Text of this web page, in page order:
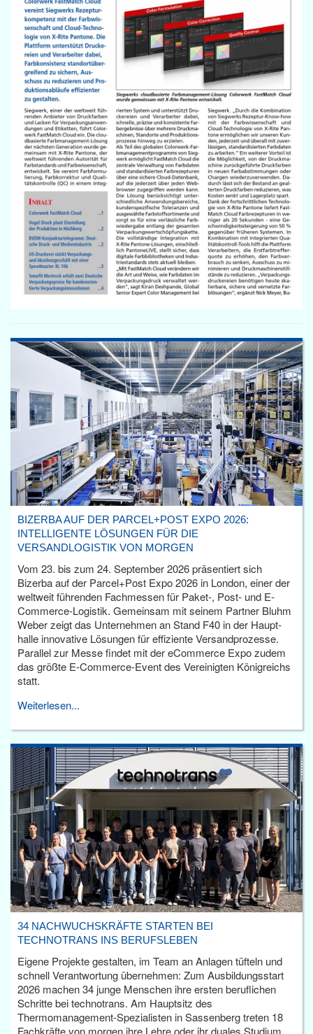
BIZERBA AUF DER PARCEL+POST EXPO 2026:
INTELLIGENTE LÖSUNGEN FÜR DIE
VERSANDLOGISTIK VON MORGEN
Vom 23. bis zum 24. September 2026 präsentiert sich
Bizerba auf der Parcel+Post Expo 2026 in London, einer der
weltweit führenden Fachmessen für Paket-, Post- und E-
Commerce-Logistik. Gemeinsam mit seinem Partner Bluhm
Weber zeigt das Unternehmen an Stand F40 in der Haupt­
halle innovative Lösungen für effiziente Versandprozesse.
Parallel zur Messe findet mit der eCommerce Expo zudem
das größte E-Commerce-Event des Vereinigten Königreichs
statt.
Weiterlesen...
34 NACHWUCHSKRÄFTE STARTEN BEI
TECHNOTRANS INS BERUFSLEBEN
Eigene Projekte gestalten, im Team an Anlagen tüfteln und
schnell Verantwortung übernehmen: Zum Ausbildungsstart
2026 machen 34 junge Menschen ihre ersten beruflichen
Schritte bei technotrans. Am Hauptsitz des
Thermomanagement-Spezialisten in Sassenberg treten 18
Fachkräfte von morgen ihre Lehre oder ihr duales Studium